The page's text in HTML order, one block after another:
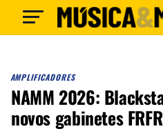
AMPLIFICADORES
NAMM 2026:
novos gabinetes